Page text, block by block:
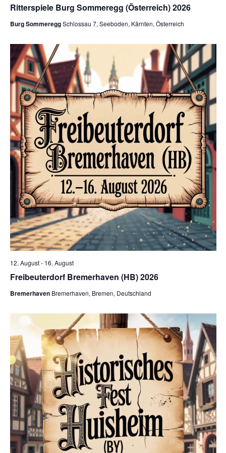
Ritterspiele Burg Sommeregg (Österreich) 2026
Burg SommereggSchlossau 7, Seeboden, Kärnten, Österreich
Freibeuterdorf Bremerhaven (HB) 2026
12. August- 16. August
Bremerhaven Bremerhaven, Bremen, Deutschland